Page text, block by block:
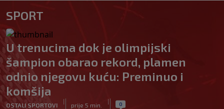
SPORT
U trenucima dok je olimpijski
šampion obarao rekord, plamen
odnio njegovu kuću: Preminuo i
komšija
OSTALI SPORTOVI
|
prije 5 min.
| 0